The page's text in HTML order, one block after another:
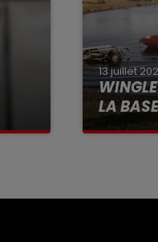
13 juillet
LA
La